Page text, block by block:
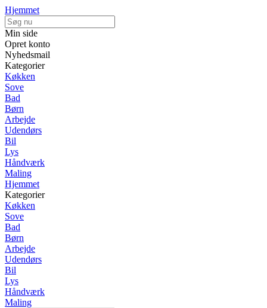
Hjemmet
Min side
Opret konto
Nyhedsmail
Kategorier
Køkken
Sove
Bad
Børn
Arbejde
Udendørs
Bil
Lys
Håndværk
Maling
Hjemmet
Kategorier
Køkken
Sove
Bad
Børn
Arbejde
Udendørs
Bil
Lys
Håndværk
Maling